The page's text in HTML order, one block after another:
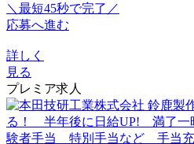
＼最短45秒で完了／
応募へ進む
詳しく
見る
プレミア求人